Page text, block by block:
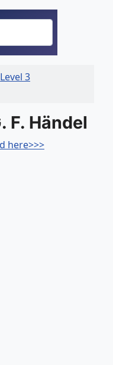
Level 3
F. Händel
here>>>